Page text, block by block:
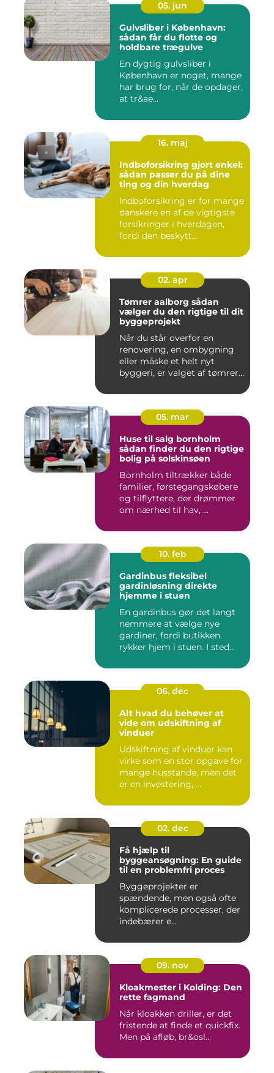
05. jun
Gulvsliber i København:
sådan får du flotte og
holdbare trægulve
En dygtig gulvsliber i
København er noget, mange
har brug for, når de opdager,
at tr&ae...
16. maj
Indboforsikring gjort enkel:
sådan passer du på dine
ting og din hverdag
Indboforsikring er for mange
danskere en af de vigtigste
forsikringer i hverdagen,
fordi den beskytt...
02. apr
Tømrer aalborg sådan
vælger du den rigtige til dit
byggeprojekt
Når du står overfor en
renovering, en ombygning
eller måske et helt nyt
byggeri, er valget af tømrer...
05. mar
Huse til salg bornholm
sådan finder du den rigtige
bolig på solskinsøen
Bornholm tiltrækker både
familier, førstegangskøbere
og tilflyttere, der drømmer
om nærhed til hav, ...
10. feb
Gardinbus fleksibel
gardinløsning direkte
hjemme i stuen
En gardinbus gør det langt
nemmere at vælge nye
gardiner, fordi butikken
rykker hjem i stuen. I sted...
06. dec
Alt hvad du behøver at
vide om udskiftning af
vinduer
Udskiftning af vinduer kan
virke som en stor opgave for
mange husstande, men det
er en investering, ...
02. dec
Få hjælp til
byggeansøgning: En guide
til en problemfri proces
Byggeprojekter er
spændende, men også ofte
komplicerede processer, der
indebærer e...
09. nov
Kloakmester i Kolding: Den
rette fagmand
Når kloakken driller, er det
fristende at finde et quickfix.
Men på afløb, br&osl...